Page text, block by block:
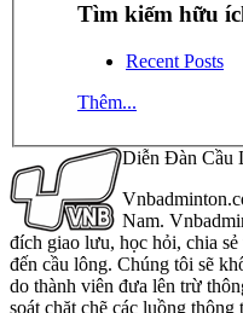
Tìm kiếm hữu
Recent Posts
Thêm...
Diễn Đàn Cầu
Nam.
đích giao lưu, học hỏi, chia
đến cầu lông. Chúng tôi sẽ
do thành viên đưa lên trừ
soát chặt chẽ các luồng